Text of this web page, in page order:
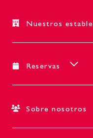
Nuestros
Reservas
Sobre nosotros